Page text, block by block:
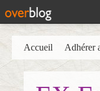
Accueil Adhérer